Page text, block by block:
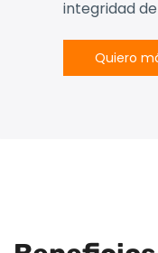
integridad
Quiero